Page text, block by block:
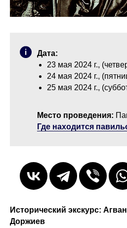
Дата:
23 мая 2024 г.,
24 мая 2024 г.,
25 мая 2024 г.,
Место проведения:
Где находится
Исторический экскурс:
Доржиев